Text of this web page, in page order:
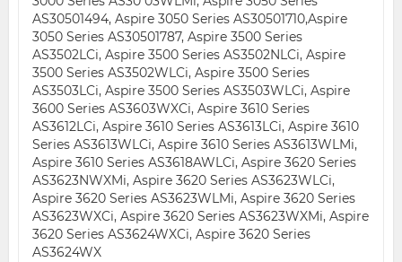
AS30501494, Aspire 3050 Series AS30501710,Aspire
3050 Series AS30501787, Aspire 3500 Series
AS3502LCi, Aspire 3500 Series AS3502NLCi, Aspire
3500 Series AS3502WLCi, Aspire 3500 Series
AS3503LCi, Aspire 3500 Series AS3503WLCi, Aspire
3600 Series AS3603WXCi, Aspire 3610 Series
AS3612LCi, Aspire 3610 Series AS3613LCi, Aspire 3610
Series AS3613WLCi, Aspire 3610 Series AS3613WLMi,
Aspire 3610 Series AS3618AWLCi, Aspire 3620 Series
AS3623NWXMi, Aspire 3620 Series AS3623WLCi,
Aspire 3620 Series AS3623WLMi, Aspire 3620 Series
AS3623WXCi, Aspire 3620 Series AS3623WXMi, Aspire
3620 Series AS3624WXCi, Aspire 3620 Series
AS3624WX